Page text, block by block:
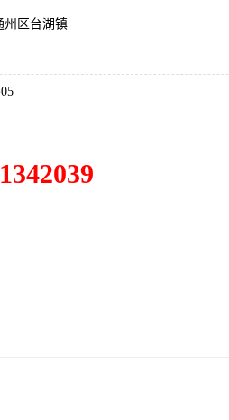
州区台湖镇